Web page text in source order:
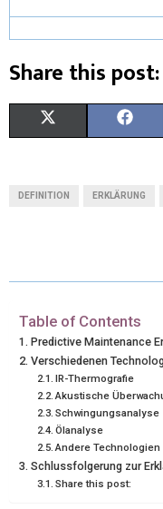
Share this post:
T
T
E
R
)
O
K
DEFINITION ERKLÄRUNG
Table of Contents
Predictive Maintenance
Verschiedenen
IR-Thermografie
Akustische
Schwingungsanalyse
Ölanalyse
Andere Technologien
Schlussfolgerung zur
Share this post: